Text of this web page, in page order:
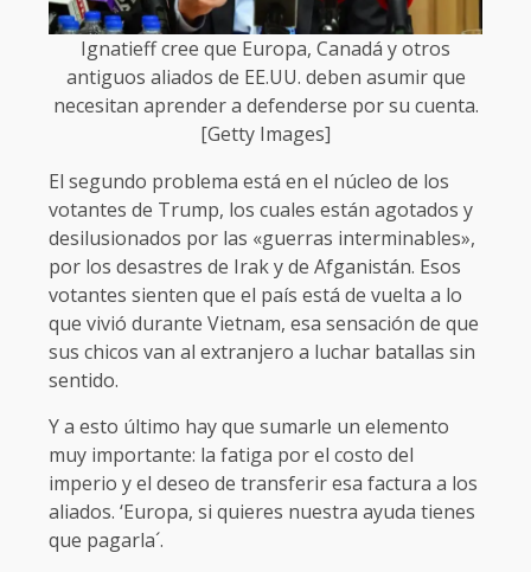
Ignatieff cree que Europa, Canadá y otros
antiguos aliados de EE.UU. deben asumir que
necesitan aprender a defenderse por su cuenta.
[Getty Images]
El segundo problema está en el núcleo de los
votantes de Trump, los cuales están agotados y
desilusionados por las «guerras interminables»,
por los desastres de Irak y de Afganistán. Esos
votantes sienten que el país está de vuelta a lo
que vivió durante Vietnam, esa sensación de que
sus chicos van al extranjero a luchar batallas sin
sentido.
Y a esto último hay que sumarle un elemento
muy importante: la fatiga por el costo del
imperio y el deseo de transferir esa factura a los
aliados. ‘Europa, si quieres nuestra ayuda tienes
que pagarla´.